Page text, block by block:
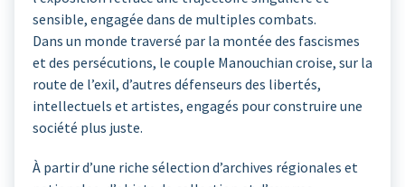
sensible, engagée dans de multiples combats.
Dans un monde traversé par la montée des fascismes
et des persécutions, le couple Manouchian croise, sur la
route de l’exil, d’autres défenseurs des libertés,
intellectuels et artistes, engagés pour construire une
société plus juste.
À partir d’une riche sélection d’archives régionales et